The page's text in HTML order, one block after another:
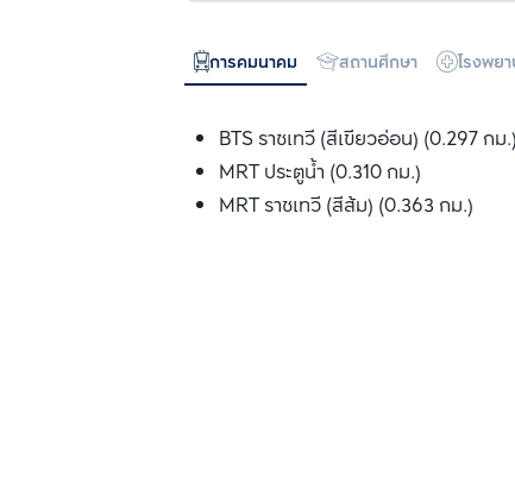
การคมนาคม สถานศึกษา โรงพย
BTS ราชเทวี (สีเขียวอ่อน) (0.297 กม.)
MRT ประตูน้ำ (0.310 กม.)
MRT ราชเทวี (สีส้ม) (0.363 กม.)